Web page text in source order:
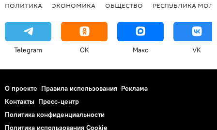
ПОЛИТИКА ЭКОНОМИКА ОБЩЕСТВО РЕСПУБЛИКА
Telegram OK Макс VK
О проекте Правила использования Реклама
Контакты Пресс-центр
Политика конфиденциальности
Политика использования Cookie